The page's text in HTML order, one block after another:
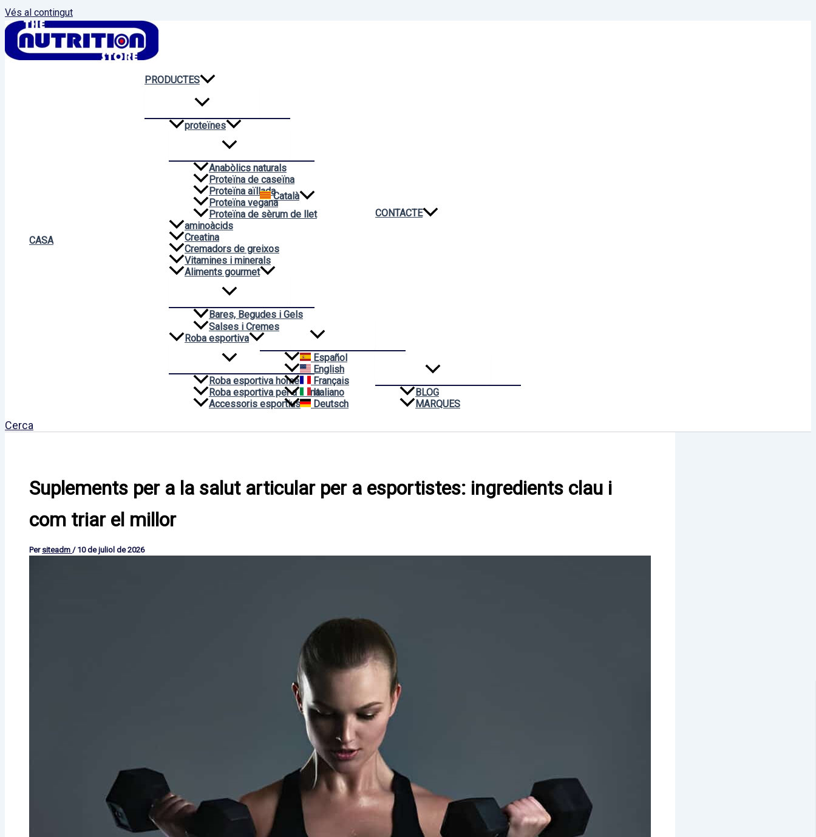
Vés al contingut
CASA
PRODUCTES
proteïnes
Anabòlics naturals
Proteïna de caseïna
Proteïna aïllada
Proteïna vegana
Proteïna de sèrum de llet
aminoàcids
Creatina
Cremadors de greixos
Vitamines i minerals
Aliments gourmet
Bares, Begudes i Gels
Salses i Cremes
Roba esportiva
Roba esportiva home
Roba esportiva per a dona
Accessoris esportius
Català
Español
English
Français
Italiano
Deutsch
CONTACTE
BLOG
MARQUES
Cerca
Suplements per a la salut articular per a esportistes: ingredients clau i
com triar el millor
Per siteadm / 10 de juliol de 2026